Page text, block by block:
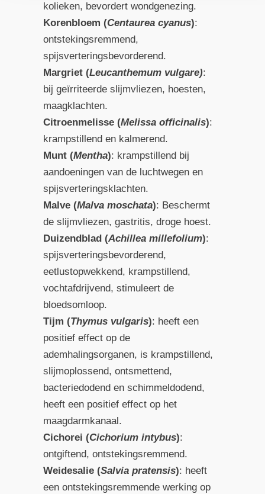
kolieken, bevordert wondgenezing.
Korenbloem (Centaurea cyanus):
ontstekingsremmend,
spijsverteringsbevorderend.
Margriet (Leucanthemum vulgare):
bij geïrriteerde slijmvliezen, hoesten,
maagklachten.
Citroenmelisse (Melissa officinalis):
krampstillend en kalmerend.
Munt (Mentha): krampstillend bij
aandoeningen van de luchtwegen en
spijsverteringsklachten.
Malve (Malva moschata): Beschermt
de slijmvliezen, gastritis, droge hoest.
Duizendblad (Achillea millefolium):
spijsverteringsbevorderend,
eetlustopwekkend, krampstillend,
vochtafdrijvend, stimuleert de
bloedsomloop.
Tijm (Thymus vulgaris): heeft een
positief effect op de
ademhalingsorganen, is krampstillend,
slijmoplossend, ontsmettend,
bacteriedodend en schimmeldodend,
heeft een positief effect op het
maagdarmkanaal.
Cichorei (Cichorium intybus):
ontgiftend, ontstekingsremmend.
Weidesalie (Salvia pratensis): heeft
een ontstekingsremmende werking op